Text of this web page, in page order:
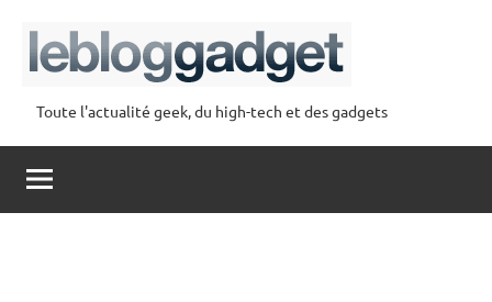
contenu
lebloggadget
Toute l'actualité geek, du high-tech et des gadgets